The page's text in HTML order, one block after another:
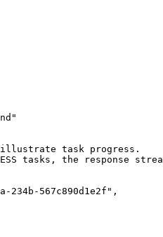
illustrate task progress.
tasks, the
234b-567c890d1e2f" ,